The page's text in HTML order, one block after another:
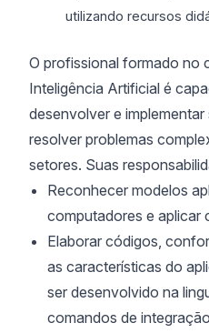
utilizando recursos
O profissional formado no
Inteligência Artificial é
desenvolver e
resolver problemas
setores. Suas
Reconhecer modelos
computadores e aplicar
Elaborar códigos,
as características do
ser desenvolvido na
comandos de